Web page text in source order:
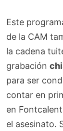
Este
de la CAM
la cadena
grabación
para ser
contar en
en
el asesinato.